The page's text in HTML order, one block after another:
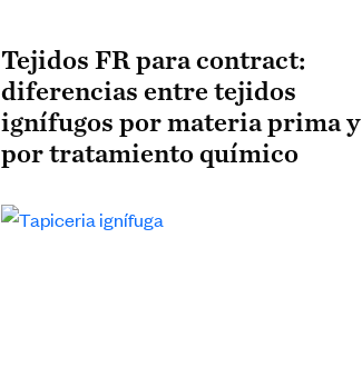
Tejidos FR para contract:
diferencias entre tejidos
ignífugos por materia prima y
por tratamiento químico